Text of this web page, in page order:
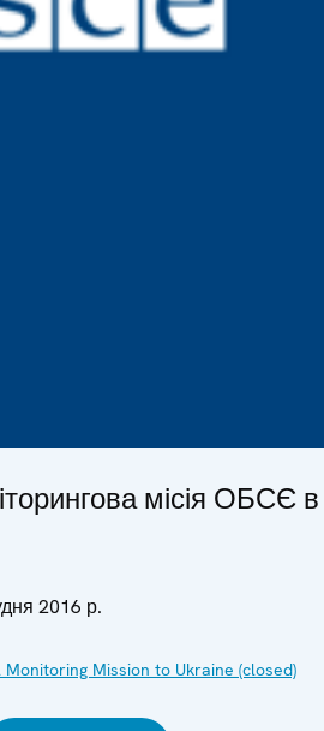
місія ОБСЄ в
2016 р.
Monitoring Mission to Ukraine (closed)